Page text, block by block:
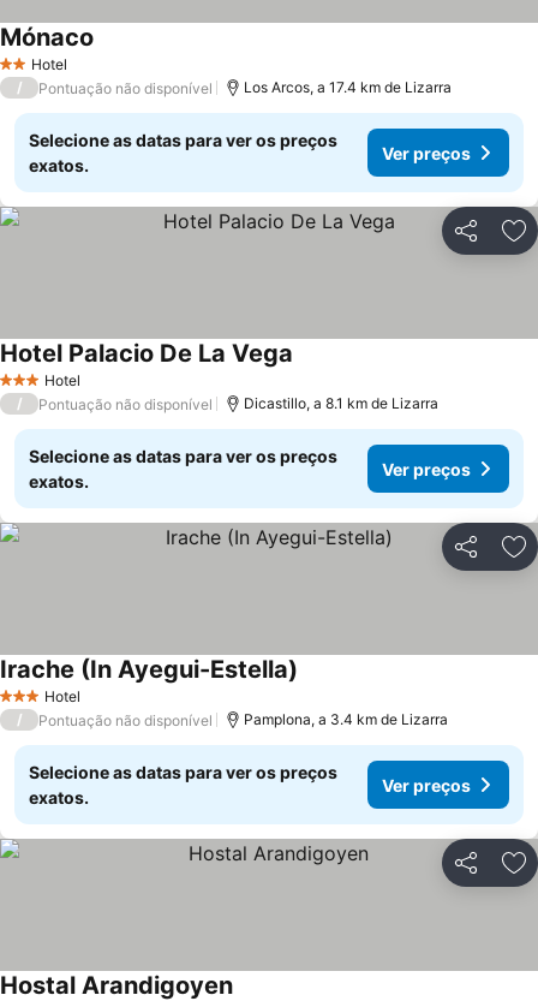
2 Estrelas
Hotel
Mónaco
/ Pontuação não disponível Los Arcos, a 17.4 km de Lizarra
Selecione as datas para ver os preços
exatos.
Ver preços
Partilhar
3 EstrelasHotel
Hotel Palacio De La Vega
/ Pontuação não disponível Dicastillo, a 8.1 km de Lizarra
Selecione as datas para ver os preços
exatos.
Ver preços
Partilhar
3 EstrelasHotel
Irache (In Ayegui-Estella)
/ Pontuação não disponível Pamplona, a 3.4 km de Lizarra
Selecione as datas para ver os preços
exatos.
Ver preços
Partilhar
Hostal Arandigoyen